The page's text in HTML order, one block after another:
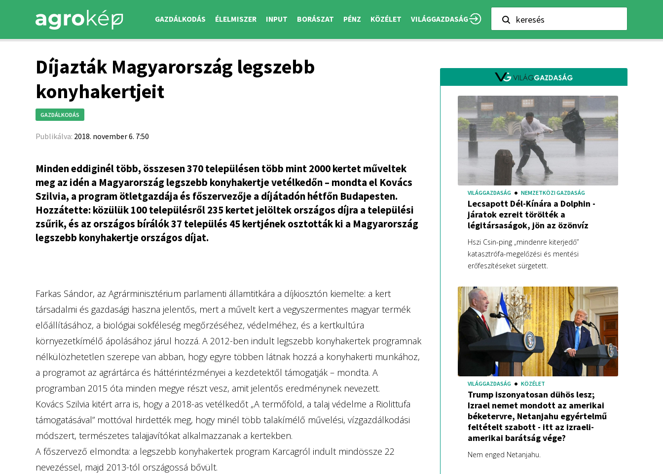
GAZDÁLKODÁS ÉLELMISZER INPUT BORÁSZAT PÉNZ KÖZÉLET VILÁGGAZDASÁG keresés
Díjazták Magyarország legszebb
konyhakertjeit
GAZDÁLKODÁS
Publikálva: 2018. november 6. 7:50
Minden eddiginél több, összesen 370 településen több mint 2000 kertet műveltek
meg az idén a Magyarország legszebb konyhakertje vetélkedőn – mondta el Kovács
Szilvia, a program ötletgazdája és főszervezője a díjátadón hétfőn Budapesten.
Hozzátette: közülük 100 településről 235 kertet jelöltek országos díjra a települési
zsűrik, és az országos bírálók 37 település 45 kertjének osztották ki a Magyarország
legszebb konyhakertje országos díjat.
Farkas Sándor, az Agrárminisztérium parlamenti államtitkára a díjkiosztón kiemelte: a kert
társadalmi és gazdasági haszna jelentős, mert a művelt kert a vegyszermentes magyar termék
előállításához, a biológiai sokféleség megőrzéséhez, védelméhez, és a kertkultúra
környezetkímélő ápolásához járul hozzá. A 2012-ben indult legszebb konyhakertek programnak
nélkülözhetetlen szerepe van abban, hogy egyre többen látnak hozzá a konyhakerti munkához,
a programot az agrártárca és háttérintézményei a kezdetektől támogatják – mondta. A
programban 2015 óta minden megye részt vesz, amit jelentős eredménynek nevezett.
Kovács Szilvia kitért arra is, hogy a 2018-as vetélkedőt „A termőföld, a talaj védelme a Riolittufa
támogatásával” mottóval hirdették meg, hogy minél több talakímélő művelési, vízgazdálkodási
módszert, természetes talajjavítókat alkalmazzanak a kertekben.
A főszervező elmondta: a legszebb konyhakertek program Karcagról indult mindössze 22
nevezéssel, majd 2013-tól országossá bővült.
VILÁGGAZDASÁG NEMZETKÖZI GAZDASÁG
Lecsapott Dél-Kínára a Dolphin -
járatok ezreit törölték a
légitársaságok, jön az özönvíz
Hszi Csin-ping „mindenre kiterjedő”
katasztrófa-megelőzési és mentési
erőfeszítéseket sürgetett.
VILÁGGAZDASÁG KÖZÉLET
Trump iszonyatosan dühös lesz;
Izrael nemet mondott az amerikai
béketervre, Netanjahu egyértelmű
feltételt szabott - itt az izraeli-
amerikai barátság vége?
Nem enged Netanjahu.